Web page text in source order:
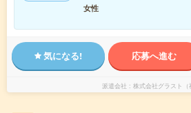
女性
気になる! 応募へ進む
派遣会社 株式会社グラスト（